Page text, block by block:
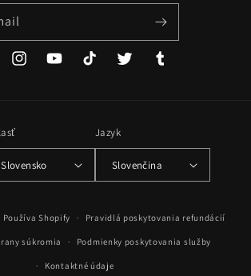
InstagramYouTubeTikTok Twitter Tumblr
€ | Slovensko
Jazyk
Slovenčina
platby
Používa Shopify Pravidlá poskytovania refundácií
súkromia Podmienky poskytovania služby
Kontaktné údaje